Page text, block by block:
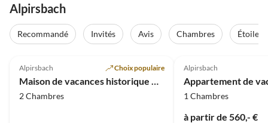
Alpirsbach
Recommandé Invités Avis Chambres
Étoiles
Alpirsbach Choix populaire
2 Chambres
Alpirsbach
1 Chambres
à partir de 560,- €